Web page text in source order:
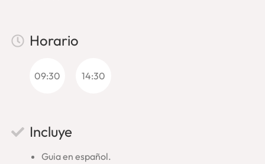
buen plato de pescado. En fin, un plan perfecto para
descubrir, muy cerca de Roma, la naturaleza y la arqueología
Horario
09:30 14:30
Incluye
Guia en español.